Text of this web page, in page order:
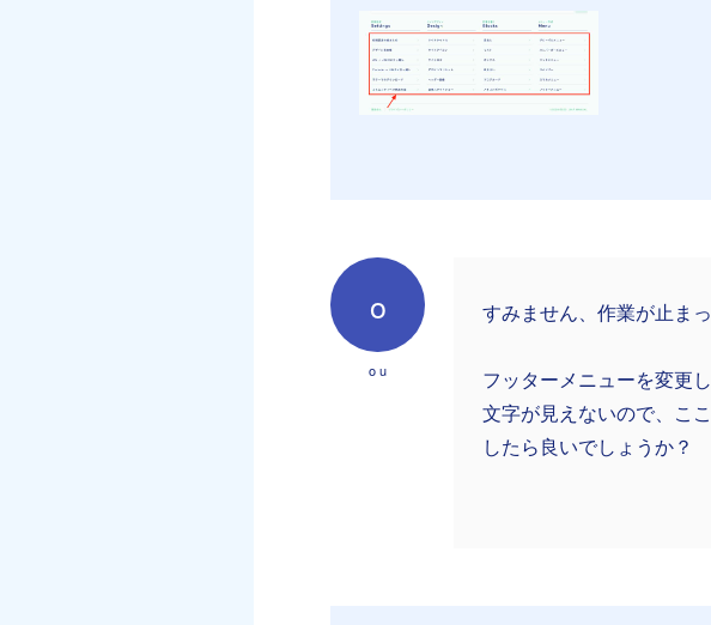
o
o u
すみません、作業が止ま
フッターメニューを変更
文字が見えないので、こ
したら良いでしょうか？